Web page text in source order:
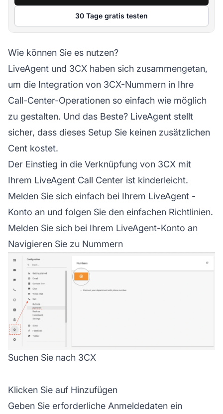
30 Tage gratis testen
Wie können Sie es nutzen?
LiveAgent und 3CX haben sich zusammengetan,
um die Integration von 3CX-Nummern in Ihre
Call-Center-Operationen so einfach wie möglich
zu gestalten. Und das Beste? LiveAgent stellt
sicher, dass dieses Setup Sie keinen zusätzlichen
Cent kostet.
Der Einstieg in die Verknüpfung von 3CX mit
Ihrem LiveAgent Call Center ist kinderleicht.
Melden Sie sich einfach bei Ihrem LiveAgent -
Konto an und folgen Sie den einfachen Richtlinien.
Melden Sie sich bei Ihrem LiveAgent-Konto an
Navigieren Sie zu Nummern
Suchen Sie nach 3CX
Klicken Sie auf Hinzufügen
Geben Sie erforderliche Anmeldedaten ein